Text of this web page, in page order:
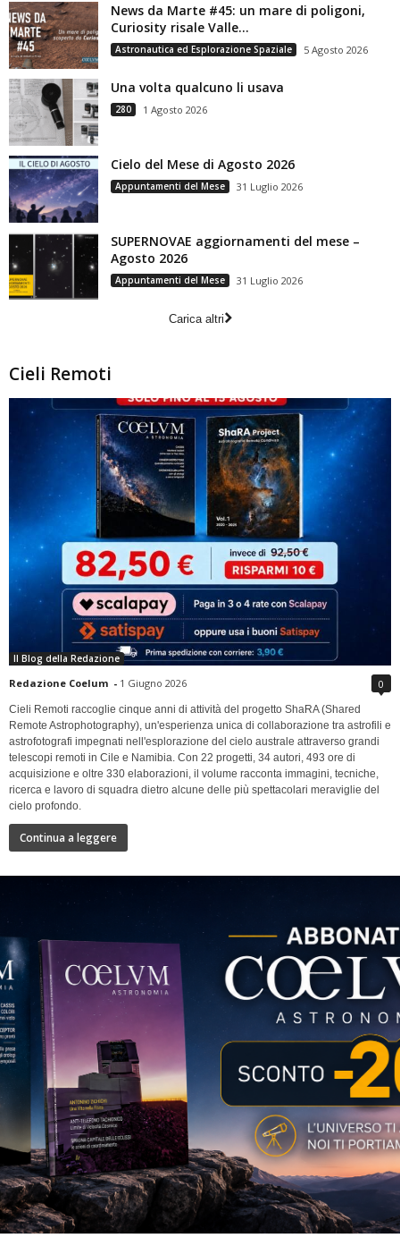
News da Marte #45: un mare di poligoni,
Curiosity risale Valle...
Astronautica ed Esplorazione Spaziale 5 Agosto 2026
Una volta qualcuno li usava
280 1 Agosto 2026
Cielo del Mese di Agosto 2026
Appuntamenti del Mese 31 Luglio 2026
SUPERNOVAE aggiornamenti del mese –
Agosto 2026
Appuntamenti del Mese 31 Luglio 2026
Carica altri
Cieli Remoti
Il Blog della Redazione
Redazione Coelum - 1 Giugno 2026 0
Cieli Remoti raccoglie cinque anni di attività del progetto ShaRA (Shared
Remote Astrophotography), un'esperienza unica di collaborazione tra astrofili e
astrofotografi impegnati nell'esplorazione del cielo australe attraverso grandi
telescopi remoti in Cile e Namibia. Con 22 progetti, 34 autori, 493 ore di
acquisizione e oltre 330 elaborazioni, il volume racconta immagini, tecniche,
ricerca e lavoro di squadra dietro alcune delle più spettacolari meraviglie del
cielo profondo.
Continua a leggere